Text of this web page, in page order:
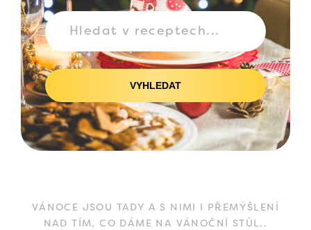
VYHLEDAT
VÁNOCE JSOU TADY A S NIMI I PŘEMÝŠLENÍ
NAD TÍM, CO DÁME NA VÁNOČNÍ STŮL..